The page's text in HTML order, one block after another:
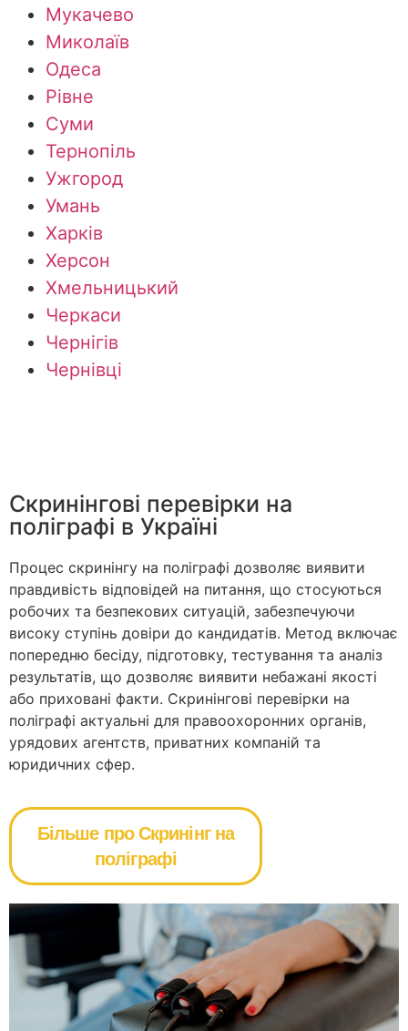
Мукачево
Миколаїв
Одеса
Рівне
Суми
Тернопіль
Ужгород
Умань
Харків
Херсон
Хмельницький
Черкаси
Чернігів
Чернівці
Скринінгові перевірки на
поліграфі в Україні
Процес скринінгу на поліграфі дозволяє виявити
правдивість відповідей на питання, що стосуються
робочих та безпекових ситуацій, забезпечуючи
високу ступінь довіри до кандидатів. Метод включає
попередню бесіду, підготовку, тестування та аналіз
результатів, що дозволяє виявити небажані якості
або приховані факти. Скринінгові перевірки на
поліграфі актуальні для правоохоронних органів,
урядових агентств, приватних компаній та
юридичних сфер.
Більше про Скринінг на
поліграфі